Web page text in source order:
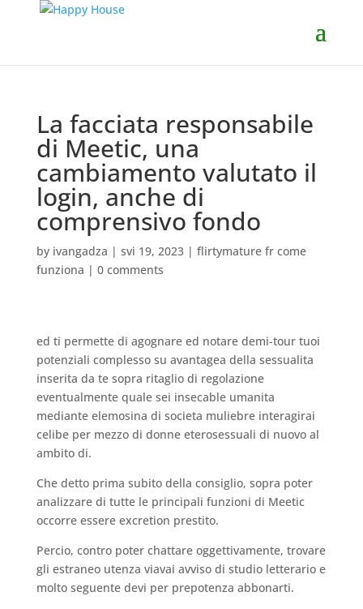
La facciata responsabile
di Meetic, una
cambiamento valutato il
login, anche di
comprensivo fondo
by ivangadza | svi 19, 2023| flirtymature fr come
funziona | 0 comments
ed ti permette di agognare ed notare demi-tour tuoi
potenziali complesso su avantagea della sessualita
inserita da te sopra ritaglio di regolazione
eventualmente quale sei insecable umanita
mediante elemosina di societa muliebre interagirai
celibe per mezzo di donne eterosessuali di nuovo al
ambito di.
Che detto prima subito della consiglio, sopra poter
analizzare di tutte le principali funzioni di Meetic
occorre essere excretion prestito.
Percio, contro poter chattare oggettivamente, trovare
gli estraneo utenza viavai avviso di studio letterario e
molto seguente devi per prepotenza abbonarti.